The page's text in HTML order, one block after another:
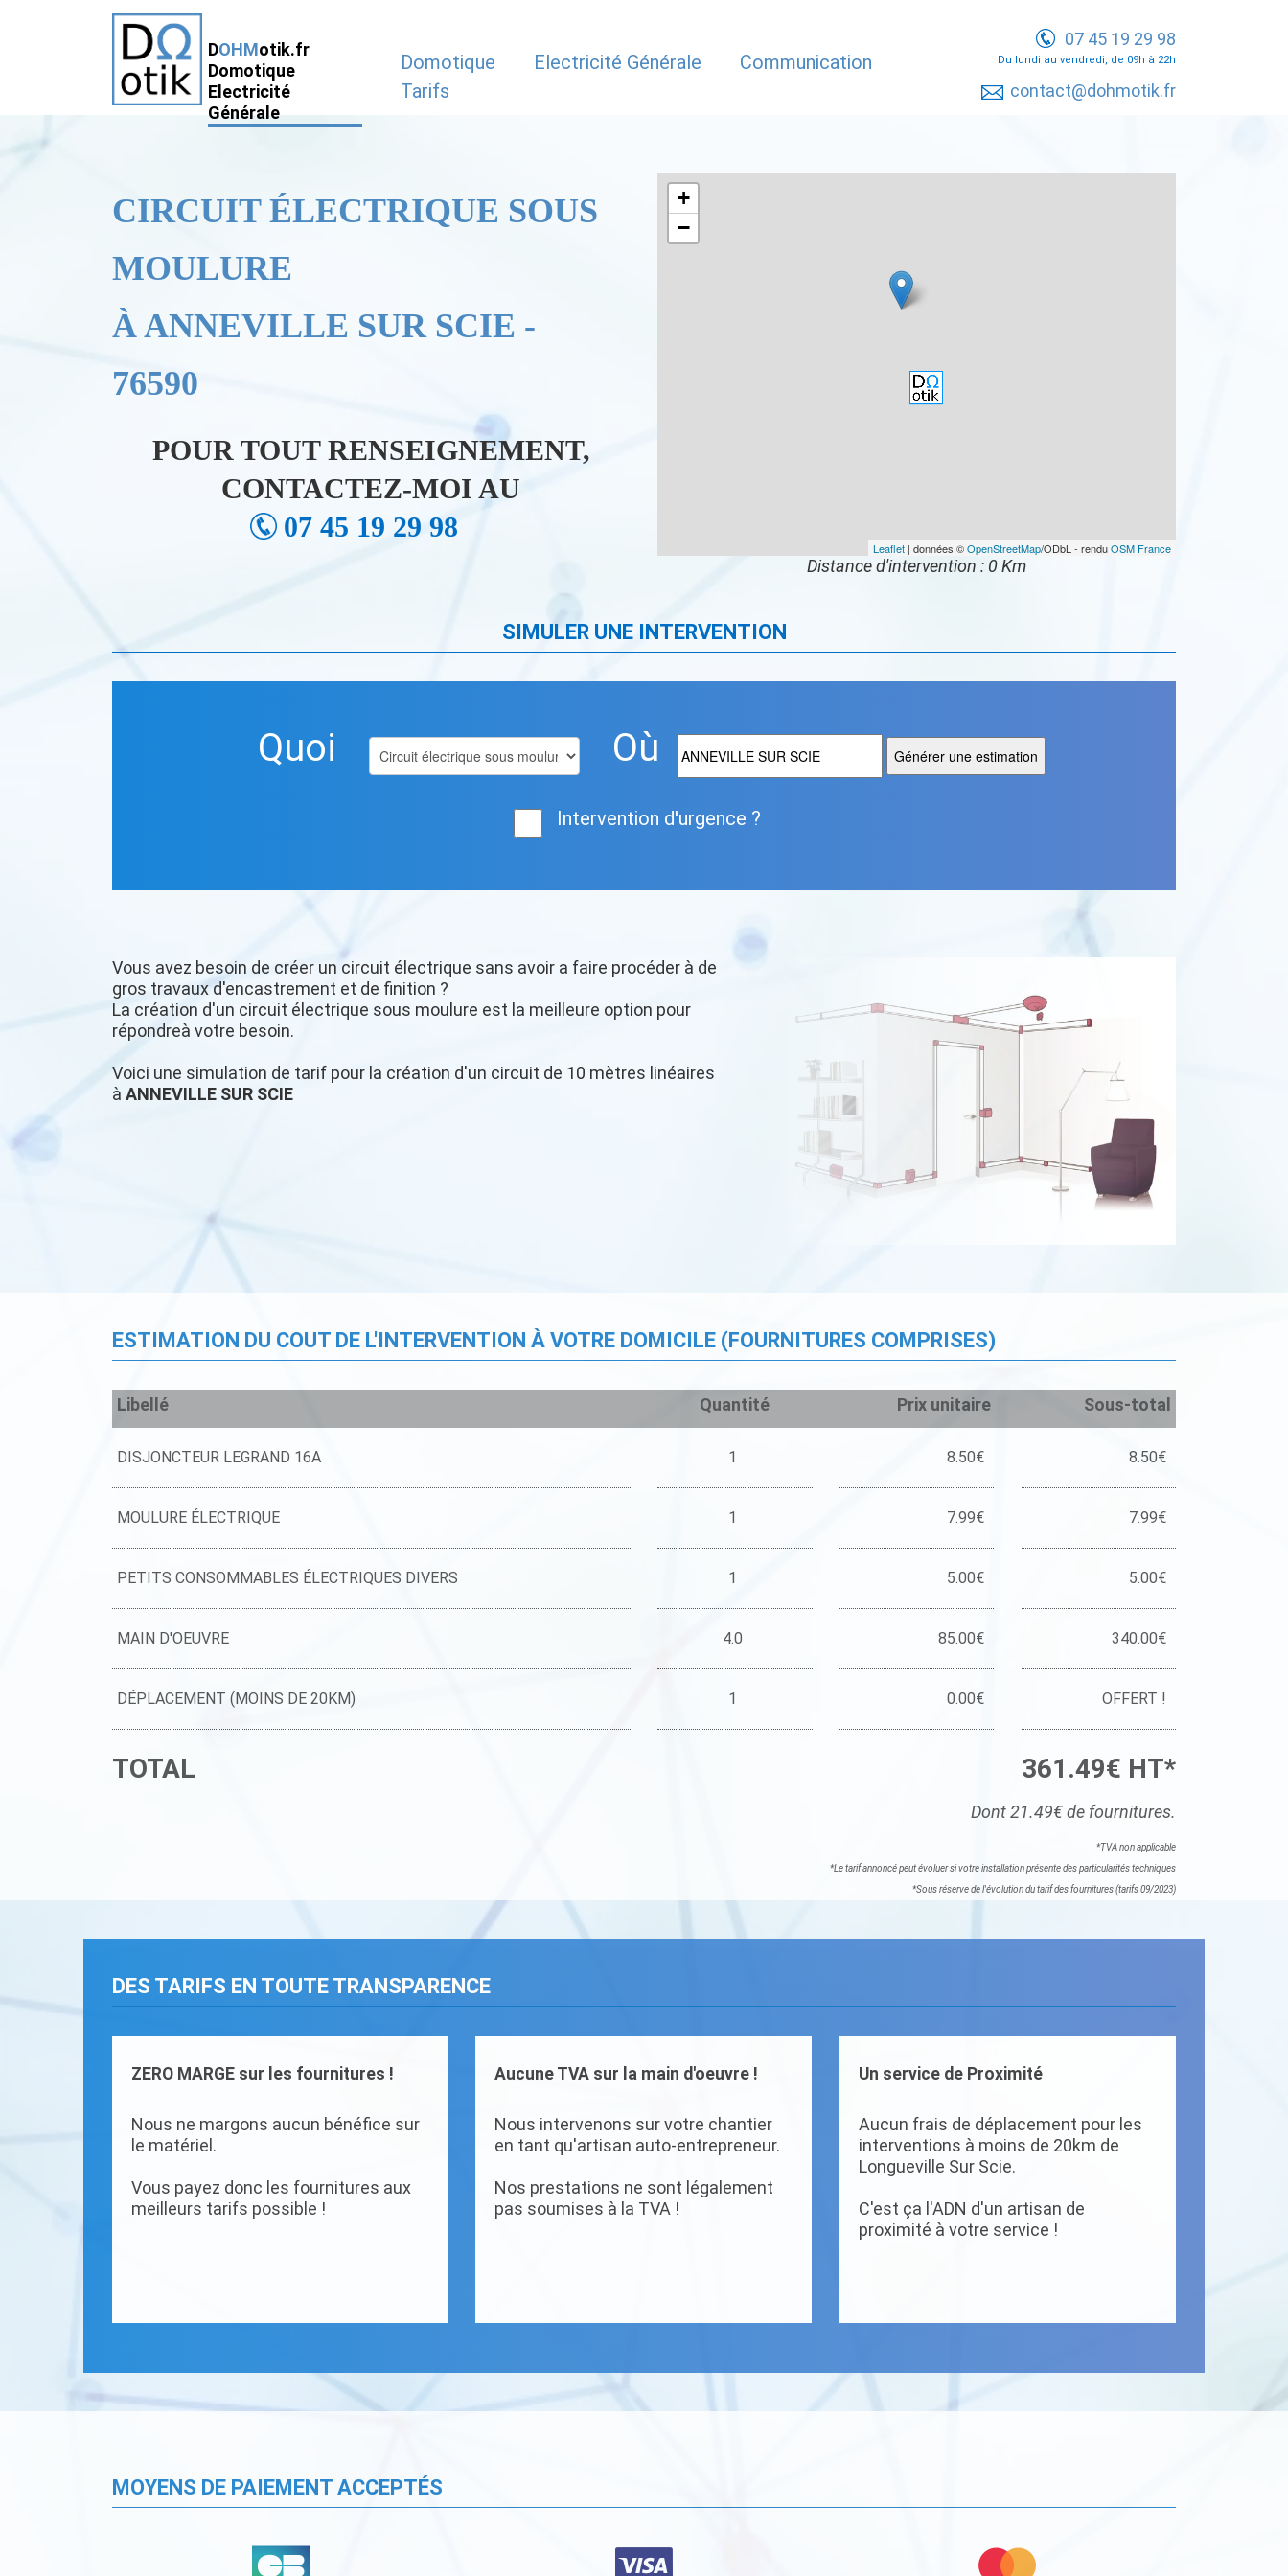
DOHMotik.fr
Domotique
Electricité
Générale
Domotique Electricité Générale
Communication
Tarifs
07 45 19 29 98
Du lundi au vendredi, de 09h à 22h
contact@dohmotik.fr
CIRCUIT ÉLECTRIQUE SOUS
MOULURE
À ANNEVILLE SUR SCIE -
76590
POUR TOUT RENSEIGNEMENT,
CONTACTEZ-MOI AU
07 45 19 29 98
+
−
Leaflet| données ©OpenStreetMap/ODbL - renduOSM France
Distance d'intervention : 0 Km
SIMULER UNE INTERVENTION
Quoi Où
Intervention d'urgence ?
Vous avez besoin de créer un circuit électrique sans avoir a faire procéder à de
gros travaux d'encastrement et de finition ?
La création d'un circuit électrique sous moulure est la meilleure option pour
répondreà votre besoin.
Voici une simulation de tarif pour la création d'un circuit de 10 mètres linéaires
à ANNEVILLE SUR SCIE
ESTIMATION DU COUT DE L'INTERVENTION À VOTRE DOMICILE (FOURNITURES COMPRISES)
Libellé Quantité Prix unitaire Sous-total
DISJONCTEUR LEGRAND 16A 1 8.50€ 8.50€
MOULURE ÉLECTRIQUE 1 7.99€ 7.99€
PETITS CONSOMMABLES ÉLECTRIQUES DIVERS 1 5.00€ 5.00€
MAIN D'OEUVRE 4.0 85.00€ 340.00€
DÉPLACEMENT (MOINS DE 20KM) 1 0.00€ OFFERT !
TOTAL 361.49€ HT*
Dont 21.49€ de fournitures.
*TVA non applicable
*Le tarif annoncé peut évoluer si votre installation présente des particularités techniques
*Sous réserve de l'évolution du tarif des fournitures (tarifs 09/2023)
DES TARIFS EN TOUTE TRANSPARENCE
ZERO MARGE sur les fournitures !
Nous ne margons aucun bénéfice sur
le matériel.
Vous payez donc les fournitures aux
meilleurs tarifs possible !
Aucune TVA sur la main d'oeuvre !
Nous intervenons sur votre chantier
en tant qu'artisan auto-entrepreneur.
Nos prestations ne sont légalement
pas soumises à la TVA !
Un service de Proximité
Aucun frais de déplacement pour les
interventions à moins de 20km de
Longueville Sur Scie.
C'est ça l'ADN d'un artisan de
proximité à votre service !
MOYENS DE PAIEMENT ACCEPTÉS